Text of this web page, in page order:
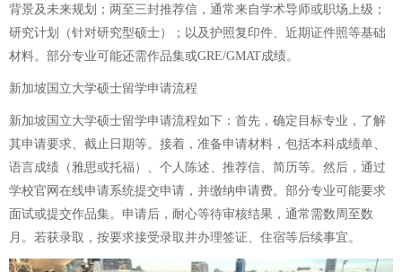
背景及未来规划；两至三封推荐信，通常来自学术导师或职场上级；
研究计划（针对研究型硕士）；以及护照复印件、近期证件照等基础
材料。部分专业可能还需作品集或GRE/GMAT成绩。
新加坡国立大学硕士留学申请流程
新加坡国立大学硕士留学申请流程如下：首先，确定目标专业，了解
其申请要求、截止日期等。接着，准备申请材料，包括本科成绩单、
语言成绩（雅思或托福）、个人陈述、推荐信、简历等。然后，通过
学校官网在线申请系统提交申请，并缴纳申请费。部分专业可能要求
面试或提交作品集。申请后，耐心等待审核结果，通常需数周至数
月。若获录取，按要求接受录取并办理签证、住宿等后续事宜。